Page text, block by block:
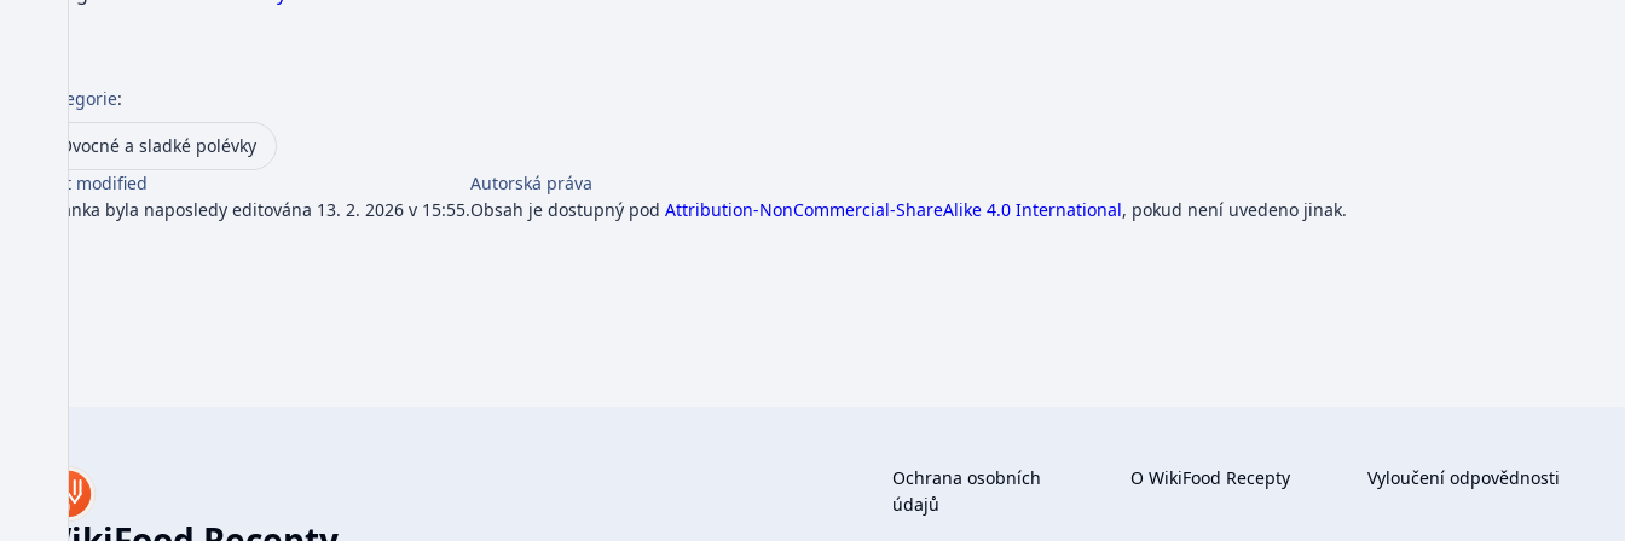
Kategorie:
Ovocné a sladké polévky
Last modified
Stránka byla naposledy editována 13. 2. 2026 v 15:55.
Autorská práva
Obsah je dostupný pod Attribution-NonCommercial-ShareAlike 4.0 International, pokud není uvedeno jinak.
Ochrana osobních
údajů
O WikiFood Recepty Vyloučení odpovědnosti